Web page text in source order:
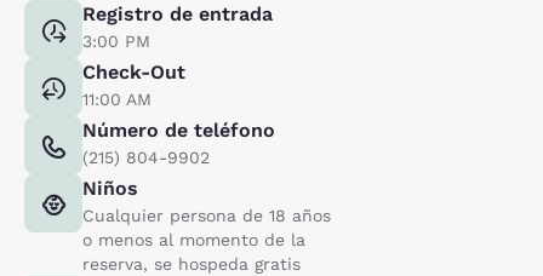
Registro de entrada
3:00 PM
Check-Out
11:00 AM
Número de teléfono
(215) 804-9902
Niños
Cualquier persona de 18 años
o menos al momento de la
reserva, se hospeda gratis